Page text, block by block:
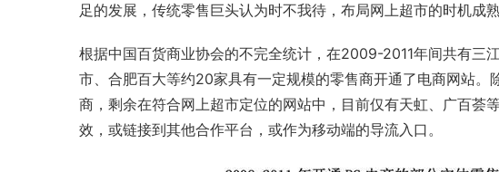
足的发展，传统零售巨头认为时不我待，布局网上超市的时机成熟
根据中国百货商业协会的不完全统计，在2009-2011年间共有三
市、合肥百大等约20家具有一定规模的零售商开通了电商网站。
商，剩余在符合网上超市定位的网站中，目前仅有天虹、 广百荟
效，或链接到其他合作平台，或作为移动端的导流入口。